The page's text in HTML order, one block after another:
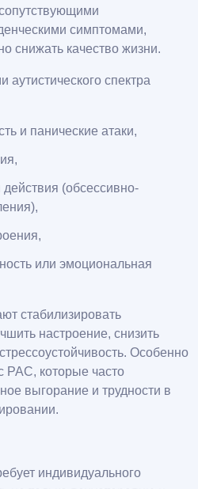
симптомами,
снижать качество жизни.
аутистического спектра
и панические атаки,
(обсессивно-
или эмоциональная
стабилизировать
настроение, снизить
Особенно
РАС, которые часто
выгорание и трудности в
индивидуального